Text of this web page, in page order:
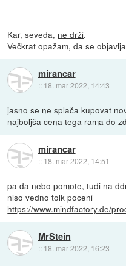
Kar, seveda, ne drži.
Večkrat opažam, da se
mirancar
:: 18. mar 2022, 14:43
jasno se ne splača kupovat
najboljša cena tega rama do
mirancar
:: 18. mar 2022, 14:51
pa da nebo pomote, tudi na
niso vedno tolk poceni
https://www.mindfactory.de/
MrStein
:: 18. mar 2022, 16:23